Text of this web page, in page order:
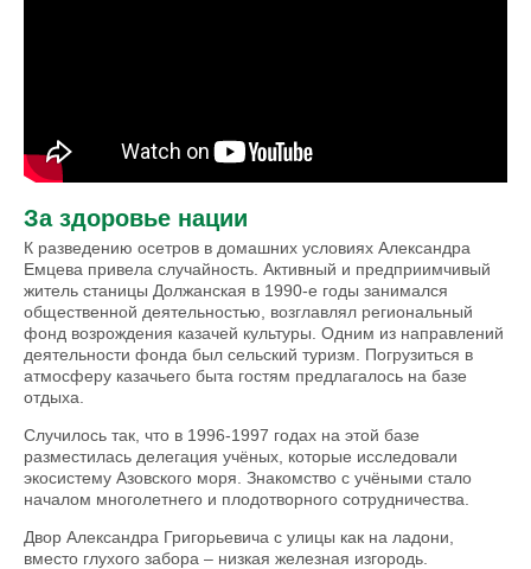
За здоровье нации
К разведению осетров в домашних условиях Александра
Емцева привела случайность. Активный и предприимчивый
житель станицы Должанская в 1990-е годы занимался
общественной деятельностью, возглавлял региональный
фонд возрождения казачей культуры. Одним из направлений
деятельности фонда был сельский туризм. Погрузиться в
атмосферу казачьего быта гостям предлагалось на базе
отдыха.
Случилось так, что в 1996-1997 годах на этой базе
разместилась делегация учёных, которые исследовали
экосистему Азовского моря. Знакомство с учёными стало
началом многолетнего и плодотворного сотрудничества.
Двор Александра Григорьевича с улицы как на ладони,
вместо глухого забора – низкая железная изгородь.